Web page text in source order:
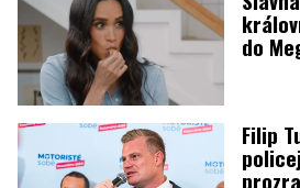
do
Filip